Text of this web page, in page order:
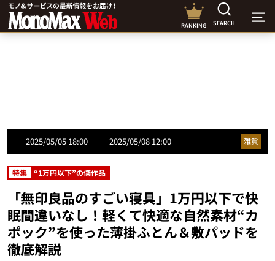
RANKING SEARCH
2025/05/05 18:00 2025/05/08 12:00 雑貨
特集 “1万円以下”の傑作品
「無印良品のすごい寝具」1万円以下で快
眠間違いなし！軽くて快適な自然素材“カ
ポック”を使った薄掛ふとん＆敷パッドを
徹底解説